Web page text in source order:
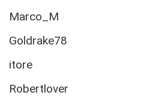
Marco_M
Goldrake78
itore
Robertlover